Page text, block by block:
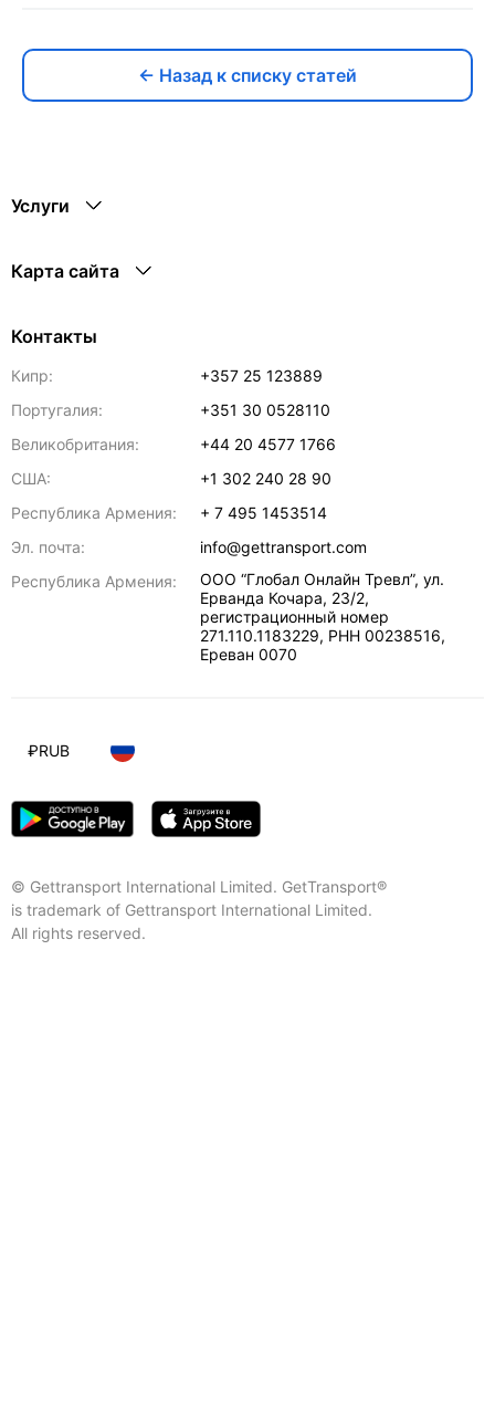
← Назад к списку статей
Услуги
Карта сайта
Контакты
Кипр:
+357 25 123889
Португалия:
+351 30 0528110
Великобритания:
+44 20 4577 1766
США:
+1 302 240 28 90
Республика Армения:
+ 7 495 1453514
Эл. почта:
info@gettransport.com
Республика Армения:
ООО “Глобал Онлайн Тревл”, ул.
Ерванда Кочара, 23/2,
регистрационный номер
271.110.1183229, РНН 00238516,
Ереван 0070
© Gettransport International Limited. GetTransport®
is trademark of Gettransport International Limited.
All rights reserved.
₽RUB